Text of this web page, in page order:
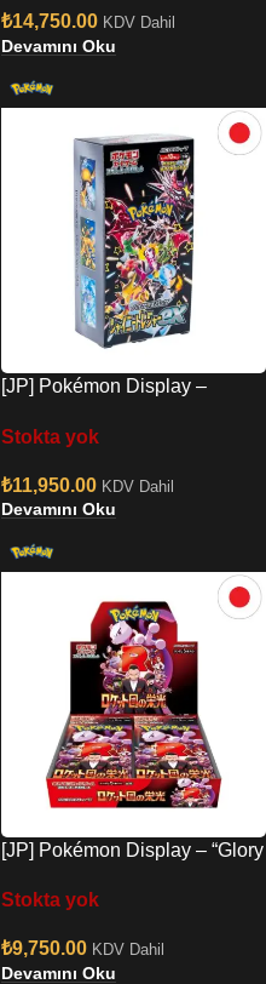
₺14,750.00 KDV Dahil
Devamını Oku
[JP] Pokémon Display –
Stokta yok
₺11,950.00 KDV Dahil
Devamını Oku
[JP] Pokémon Display – “Glory
Stokta yok
₺9,750.00 KDV Dahil
Devamını Oku